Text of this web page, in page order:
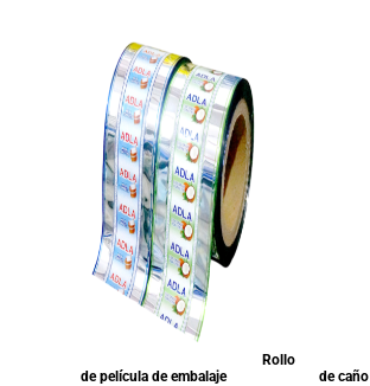
Rollo
de película de embalaje
de caño